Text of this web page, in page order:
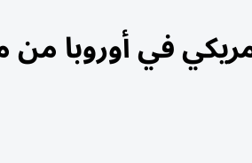
في أوروبا